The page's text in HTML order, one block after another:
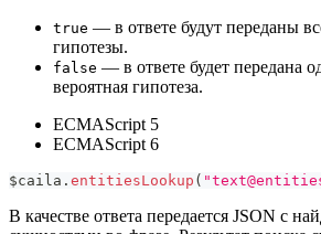
true — в ответе будут переданы
гипотезы.
false — в ответе будет передана
вероятная гипотеза.
ECMAScript 5
ECMAScript 6
$caila . entitiesLookup (
В качестве ответа передается JSON с